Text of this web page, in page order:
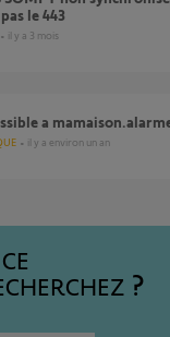
le 443
il y a 3 mois
a
il y a environ un an